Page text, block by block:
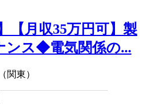
【月収35万円可】製
ンス◆電気関係の...
関東）